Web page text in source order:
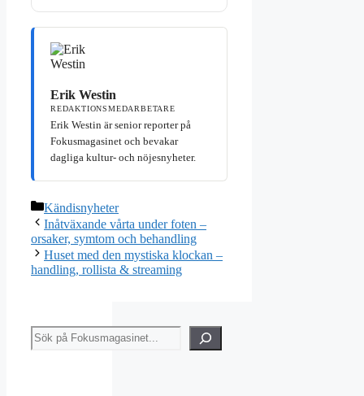
Erik Westin
REDAKTIONSMEDARBETARE
Erik Westin är senior reporter på
Fokusmagasinet och bevakar
dagliga kultur- och nöjesnyheter.
Kategorier
Kändisnyheter
Inåtväxande vårta under foten –
orsaker, symtom och behandling
Huset med den mystiska klockan –
handling, rollista & streaming
Sök